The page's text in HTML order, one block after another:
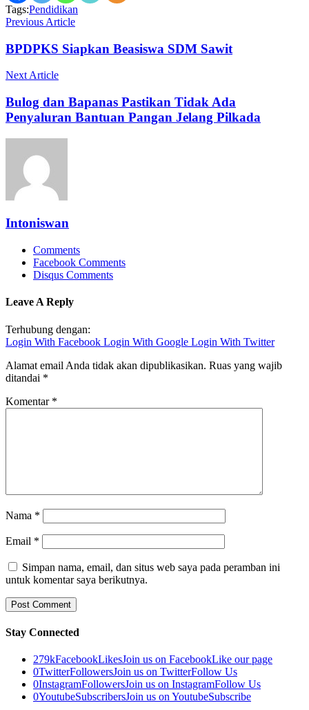
Tags:Pendidikan
Previous Article
BPDPKS Siapkan Beasiswa SDM Sawit
Next Article
Bulog dan Bapanas Pastikan Tidak Ada
Penyaluran Bantuan Pangan Jelang Pilkada
Intoniswan
Comments
Facebook Comments
Disqus Comments
Leave A Reply
Terhubung dengan:
Login With Facebook Login With Google Login With Twitter
Alamat email Anda tidak akan dipublikasikan. Ruas yang wajib
ditandai *
Komentar *
Nama *
Email *
Simpan nama, email, dan situs web saya pada peramban ini
untuk komentar saya berikutnya.
Stay Connected
279kFacebookLikesJoin us on FacebookLike our page
0TwitterFollowersJoin us on TwitterFollow Us
0InstagramFollowersJoin us on InstagramFollow Us
0YoutubeSubscribersJoin us on YoutubeSubscribe